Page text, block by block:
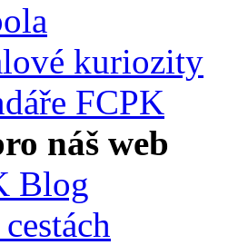
kuriozity
FCPK
náš web
Blog